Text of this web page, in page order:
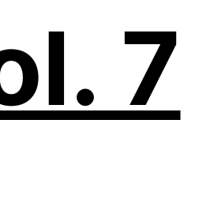
7